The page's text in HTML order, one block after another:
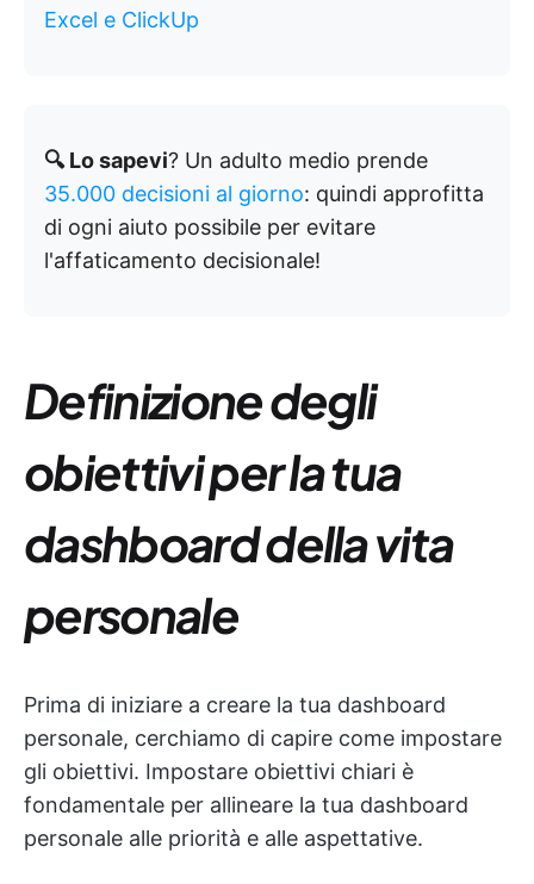
Excel e ClickUp
🔍 Lo sapevi? Un adulto medio prende
35.000 decisioni al giorno: quindi approfitta
di ogni aiuto possibile per evitare
l'affaticamento decisionale!
Definizione degli
obiettivi per la tua
dashboard della vita
personale
Prima di iniziare a creare la tua dashboard
personale, cerchiamo di capire come impostare
gli obiettivi. Impostare obiettivi chiari è
fondamentale per allineare la tua dashboard
personale alle priorità e alle aspettative.